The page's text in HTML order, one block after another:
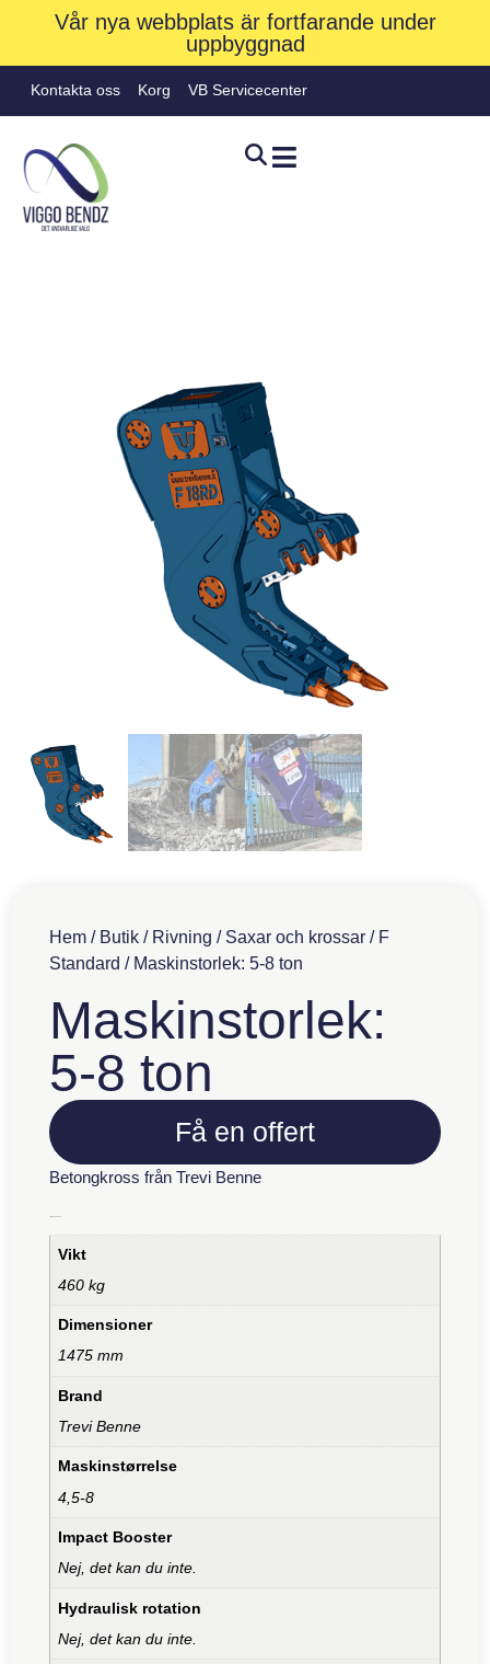
Vår nya webbplats är fortfarande under
uppbyggnad
Kontakta oss Korg VB Servicecenter
Hem / Butik / Rivning / Saxar och krossar / F
Standard / Maskinstorlek: 5-8 ton
Maskinstorlek:
5-8 ton
Få en offert
Betongkross från Trevi Benne
Vikt
460 kg
Dimensioner
1475 mm
Brand
Trevi Benne
Maskinstørrelse
4,5-8
Impact Booster
Nej, det kan du inte.
Hydraulisk rotation
Nej, det kan du inte.